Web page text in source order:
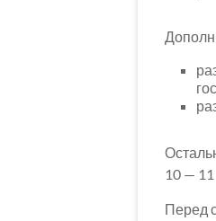
10 —
Перед